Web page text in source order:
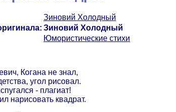
Зиновий Холодный
Зиновий Холодный
Юмористические стихи
Когана не знал,
угол рисовал.
- плагиат!
нарисовать квадрат.